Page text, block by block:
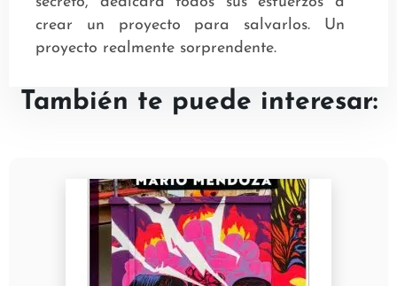
crear un proyecto para salvarlos. Un
proyecto realmente sorprendente.
También te puede interesar: